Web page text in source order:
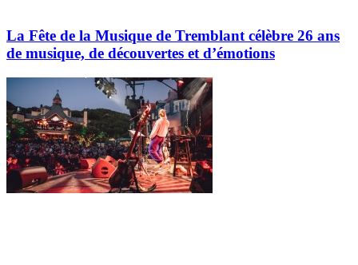
La Fête de la Musique de Tremblant célèbre 26 ans
de musique, de découvertes et d’émotions